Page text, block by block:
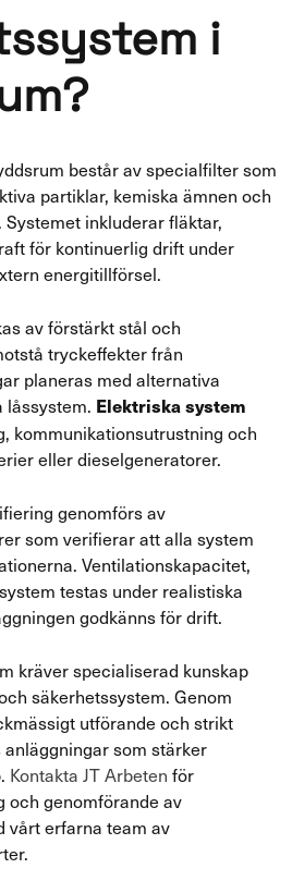
i
består av specialfilter som
partiklar, kemiska ämnen och
inkluderar fläktar,
för kontinuerlig drift under
energitillförsel.
av förstärkt stål och
tryckeffekter från
planeras med alternativa
låssystem. Elektriska system
kommunikationsutrustning och
eller dieselgeneratorer.
genomförs av
som verifierar att alla system
Ventilationskapacitet,
testas under realistiska
godkänns för drift.
kräver specialiserad kunskap
säkerhetssystem. Genom
utförande och strikt
som stärker
Kontakta JT Arbeten för
och genomförande av
vårt erfarna team av